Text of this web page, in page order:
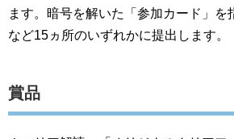
ます。暗号を解いた「参加カード」を
など15ヵ所のいずれかに提出します。
賞品